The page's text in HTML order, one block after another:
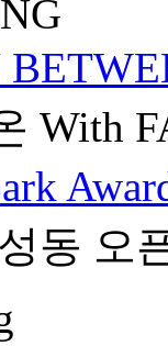
With
동 오